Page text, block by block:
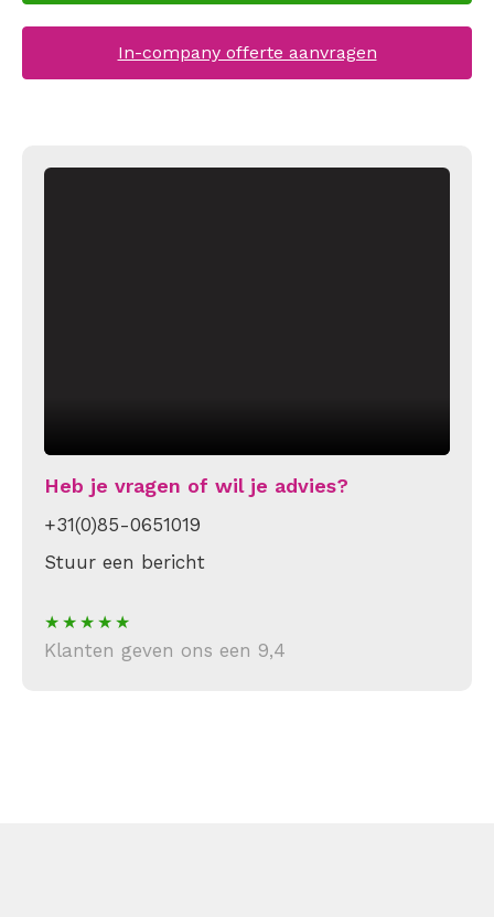
In-company offerte aanvragen
Heb je vragen of wil je advies?
+31(0)85-0651019
Stuur een bericht
Klanten geven ons een 9,4